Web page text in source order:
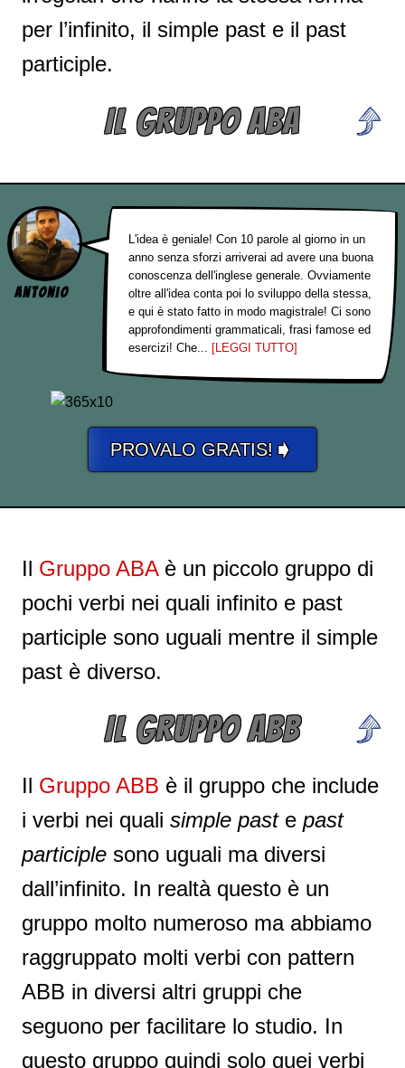
per l’infinito, il simple past e il past
participle.
IL GRUPPO ABA
Antonio
L'idea è geniale! Con 10 parole al giorno in un
anno senza sforzi arriverai ad avere una buona
conoscenza dell'inglese generale. Ovviamente
oltre all'idea conta poi lo sviluppo della stessa,
e qui è stato fatto in modo magistrale! Ci sono
approfondimenti grammaticali, frasi famose ed
esercizi! Che...
[LEGGI TUTTO]
PROVALO GRATIS! ➧
Il Gruppo ABAè un piccolo gruppo di
pochi verbi nei quali infinito e past
participle sono uguali mentre il simple
past è diverso.
IL GRUPPO ABB
Il Gruppo ABB è il gruppo che include
i verbi nei quali simple paste past
participle sono uguali ma diversi
dall’infinito. In realtà questo è un
gruppo molto numeroso ma abbiamo
raggruppato molti verbi con pattern
ABB in diversi altri gruppi che
seguono per facilitare lo studio. In
questo gruppo quindi solo quei verbi